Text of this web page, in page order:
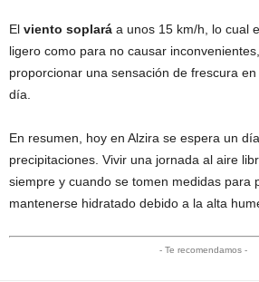
El viento soplará a unos 15 km/h, lo cual
ligero como para no causar
proporcionar una sensación de frescura
día.
En resumen, hoy en Alzira se espera un
precipitaciones. Vivir una jornada al aire
siempre y cuando se tomen medidas para
mantenerse hidratado debido a la alta
- Te recomendamos -